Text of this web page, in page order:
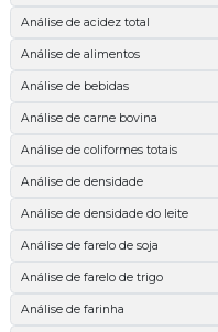
Análise de acidez total
Análise de alimentos
Análise de bebidas
Análise de carne bovina
Análise de coliformes totais
Análise de densidade
Análise de densidade do leite
Análise de farelo de soja
Análise de farelo de trigo
Análise de farinha